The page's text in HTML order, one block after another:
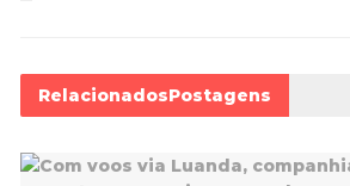
RelacionadosPostagens